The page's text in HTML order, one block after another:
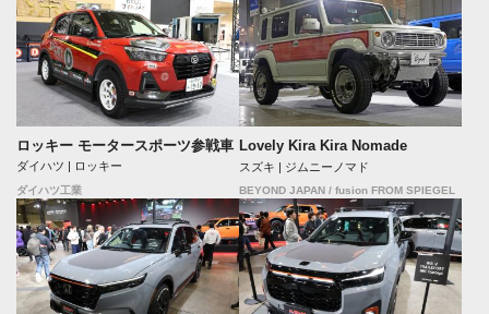
ロッキー モータースポーツ参戦車
ダイハツ | ロッキー
ダイハツ工業
Lovely Kira Kira Nomade
スズキ | ジムニーノマド
BEYOND JAPAN / fusion FROM SPIEGEL